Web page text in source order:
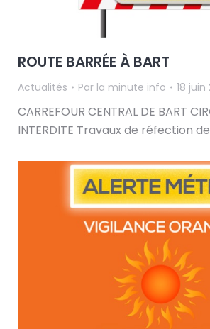
ROUTE BARRÉE À BART
Actualités Par la minute info 18 juin
CARREFOUR CENTRAL DE BART
INTERDITE Travaux de réfection